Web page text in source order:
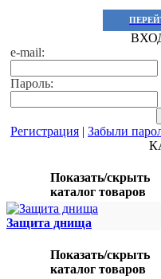
e-mail:
Пароль:
Регистрация | Забыли
Показать/скрыть
каталог товаров
Защита днища
Показать/скрыть
каталог товаров